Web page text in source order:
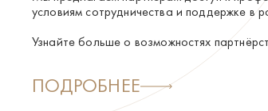
условиям сотрудничества и поддержке в
Узнайте больше о возможностях
ПОДРОБНЕЕ